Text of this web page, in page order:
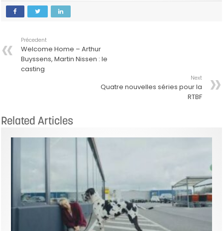
Précedent
Welcome Home – Arthur
Buyssens, Martin Nissen : le
casting
Next
Quatre nouvelles séries pour la
RTBF
Related Articles